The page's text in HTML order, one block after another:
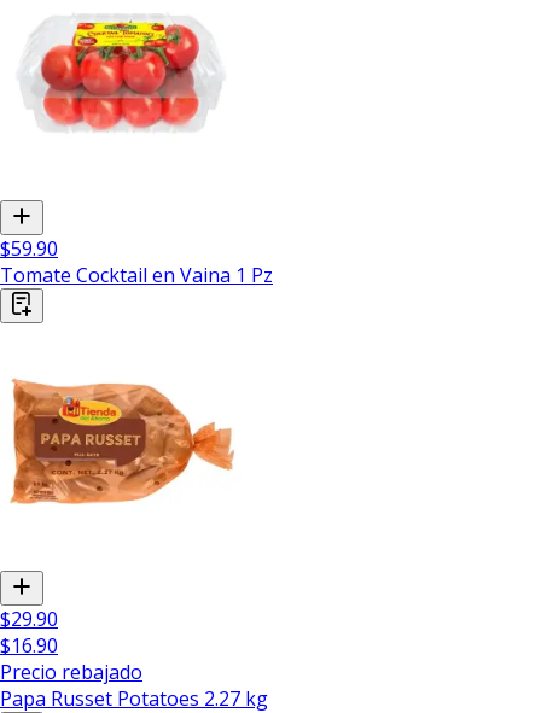
$59.90
Tomate Cocktail en Vaina 1 Pz
$29.90
$16.90
Precio rebajado
Papa Russet Potatoes 2.27 kg